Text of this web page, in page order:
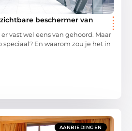
beschermer van
vast wel eens van gehoord. Maar
En waarom zou je het in
AANBIEDINGEN